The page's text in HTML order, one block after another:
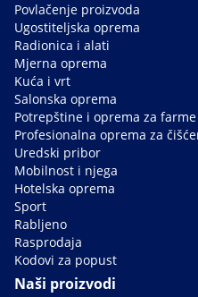
Povlačenje proizvoda
Ugostiteljska oprema
Radionica i alati
Mjerna oprema
Kuća i vrt
Salonska oprema
Potrepštine i oprema za
Profesionalna oprema za
Uredski pribor
Mobilnost i njega
Hotelska oprema
Sport
Rabljeno
Rasprodaja
Kodovi za popust
Naši proizvodi